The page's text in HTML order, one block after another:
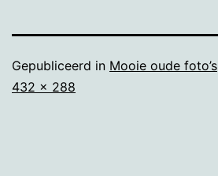
Gepubliceerd in Mooie oude foto’s
Volledige
432 × 288